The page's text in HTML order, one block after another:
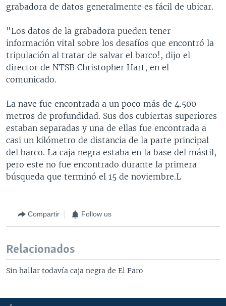
grabadora de datos generalmente es fácil de ubicar.
"Los datos de la grabadora pueden tener
información vital sobre los desafíos que encontró la
tripulación al tratar de salvar el barco!, dijo el
director de NTSB Christopher Hart, en el
comunicado.
La nave fue encontrada a un poco más de 4.500
metros de profundidad. Sus dos cubiertas superiores
estaban separadas y una de ellas fue encontrada a
casi un kilómetro de distancia de la parte principal
del barco. La caja negra estaba en la base del mástil,
pero este no fue encontrado durante la primera
búsqueda que terminó el 15 de noviembre.L
Compartir Follow us
Relacionados
Sin hallar todavía caja negra de El Faro